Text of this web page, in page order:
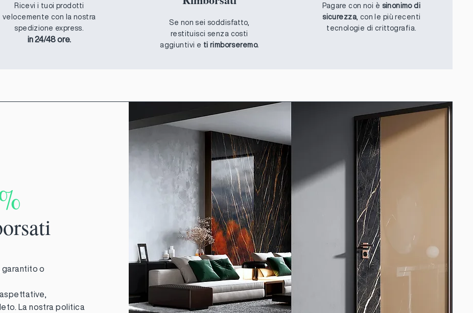
Ricevi i tuoi prodotti
velocemente con la nostra
spedizione express.
in 24/48 ore.
Se non sei soddisfatto,
restituisci senza costi
aggiuntivi e ti rimborseremo.
Pagare con noi è sinonimo di
sicurezza, con le più recenti
tecnologie di crittografia.
garantito o
La nostra politica